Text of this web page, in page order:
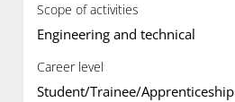
Scope of activities
Engineering and technical
Career level
Student/Trainee/Apprenticeship